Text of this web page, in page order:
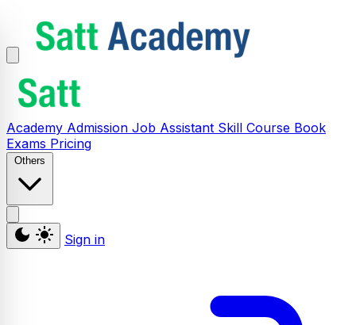
Academy Admission Job Assistant Skill Course Book
Exams Pricing
Others
Sign in